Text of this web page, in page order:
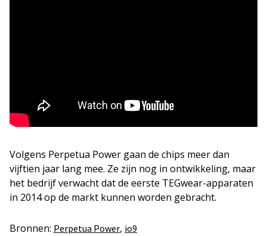
Volgens Perpetua Power gaan de chips meer dan
vijftien jaar lang mee. Ze zijn nog in ontwikkeling, maar
het bedrijf verwacht dat de eerste TEGwear-apparaten
in 2014 op de markt kunnen worden gebracht.
Bronnen: Perpetua Power, io9